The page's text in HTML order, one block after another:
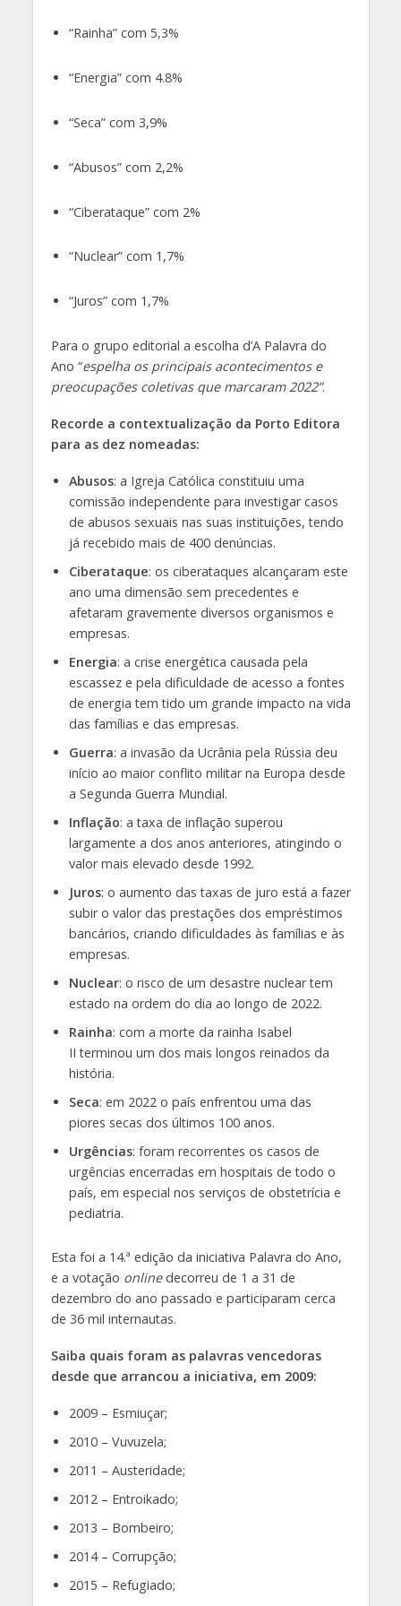
“Rainha” com 5,3%
“Energia” com 4.8%
“Seca” com 3,9%
“Abusos” com 2,2%
“Ciberataque” com 2%
“Nuclear” com 1,7%
“Juros” com 1,7%
Para o grupo editorial a escolha d’A Palavra do
Ano “espelha os principais acontecimentos e
preocupações coletivas que marcaram 2022”.
Recorde a contextualização da Porto Editora
para as dez nomeadas:
Abusos: a Igreja Católica constituiu uma
comissão independente para investigar casos
de abusos sexuais nas suas instituições, tendo
já recebido mais de 400 denúncias.
Ciberataque: os ciberataques alcançaram este
ano uma dimensão sem precedentes e
afetaram gravemente diversos organismos e
empresas.
Energia: a crise energética causada pela
escassez e pela dificuldade de acesso a fontes
de energia tem tido um grande impacto na vida
das famílias e das empresas.
Guerra: a invasão da Ucrânia pela Rússia deu
início ao maior conflito militar na Europa desde
a Segunda Guerra Mundial.
Inflação: a taxa de inflação superou
largamente a dos anos anteriores, atingindo o
valor mais elevado desde 1992.
Juros: o aumento das taxas de juro está a fazer
subir o valor das prestações dos empréstimos
bancários, criando dificuldades às famílias e às
empresas.
Nuclear: o risco de um desastre nuclear tem
estado na ordem do dia ao longo de 2022.
Rainha: com a morte da rainha Isabel
II terminou um dos mais longos reinados da
história.
Seca: em 2022 o país enfrentou uma das
piores secas dos últimos 100 anos.
Urgências: foram recorrentes os casos de
urgências encerradas em hospitais de todo o
país, em especial nos serviços de obstetrícia e
pediatria.
Esta foi a 14.ª edição da iniciativa Palavra do Ano,
e a votação onlinedecorreu de 1 a 31 de
dezembro do ano passado e participaram cerca
de 36 mil internautas.
Saiba quais foram as palavras vencedoras
desde que arrancou a iniciativa, em 2009:
2009 – Esmiuçar;
2010 – Vuvuzela;
2011 – Austeridade;
2012 – Entroikado;
2013 – Bombeiro;
2014 – Corrupção;
2015 – Refugiado;